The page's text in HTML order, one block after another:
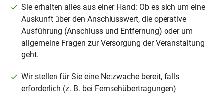
Sie erhalten alles aus einer Hand: Ob es sich um eine
Auskunft über den Anschlusswert, die operative
Ausführung (Anschluss und Entfernung) oder um
allgemeine Fragen zur Versorgung der Veranstaltung
geht.
Wir stellen für Sie eine Netzwache bereit, falls
erforderlich (z. B. bei Fernsehübertragungen)